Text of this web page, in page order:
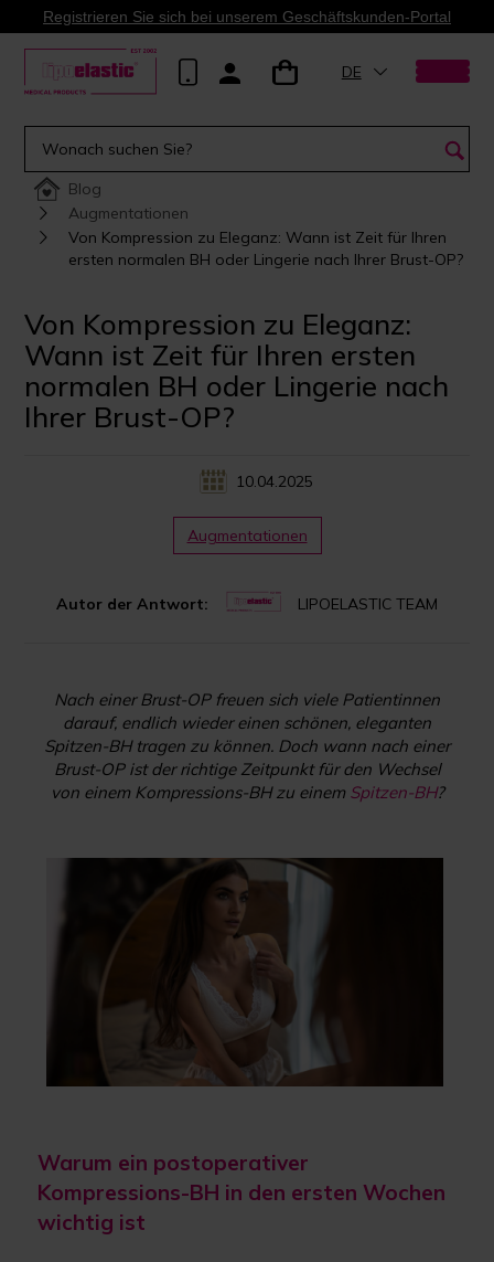
Registrieren Sie sich bei unserem Geschäftskunden-Portal
DE
Blog
Augmentationen
Von Kompression zu Eleganz: Wann ist Zeit für Ihren
ersten normalen BH oder Lingerie nach Ihrer Brust-OP?
Von Kompression zu Eleganz:
Wann ist Zeit für Ihren ersten
normalen BH oder Lingerie nach
Ihrer Brust-OP?
10.04.2025
Autor der Antwort: LIPOELASTIC TEAM
Augmentationen
Nach einer Brust-OP freuen sich viele Patientinnen
darauf, endlich wieder einen schönen, eleganten
Spitzen-BH tragen zu können. Doch wann nach einer
Brust-OP ist der richtige Zeitpunkt für den Wechsel
von einem Kompressions-BH zu einem Spitzen-BH?
Warum ein postoperativer
Kompressions-BH in den ersten Wochen
wichtig ist